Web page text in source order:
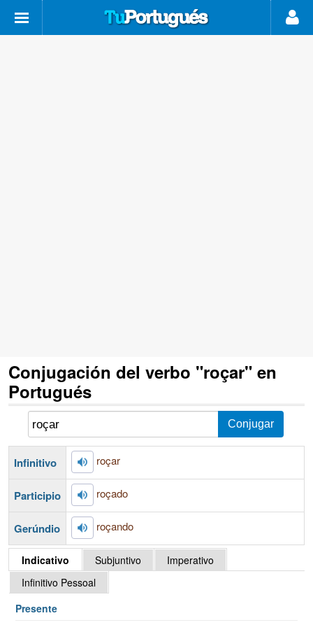
Conjugación del verbo "roçar" en
Portugués
Infinitivo roçar
Participio roçado
Gerúndio roçando
Indicativo Subjuntivo
Imperativo
Infinitivo Pessoal
Presente